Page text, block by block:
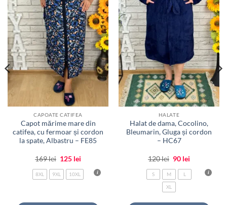
CAPOATE CATIFEA
Capot mărime mare din
catifea, cu fermoar și cordon
la spate, Albastru – FE85
169lei Prețul
a
fost:
125 lei
este:
125 lei.
8XL 9XL 10XL
HALATE
Halat de dama, Cocolino,
Bleumarin, Gluga și cordon
– HC67
120lei Prețul
a
fost:
120 lei.
90 lei
este:
90 lei.
S M L
XL